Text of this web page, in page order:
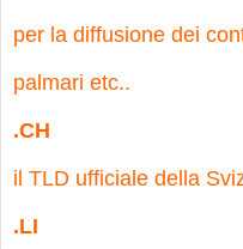
per la diffusione dei
palmari etc..
.CH
il TLD ufficiale della
.LI